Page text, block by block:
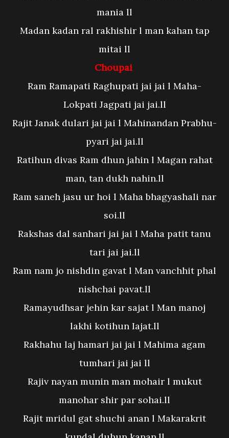
mania ll
Madan kadan ral rakhishir l man kahan tap
mitai ll
Choupai
Ram Ramapati Raghupati jai jai l Maha-
Lokpati Jagpati jai jai.ll
Rajit Janak dulari jai jai l Mahinandan Prabhu-
pyari jai jai.ll
Ratihun divas Ram dhun jahin l Magan rahat
man, tan dukh nahin.ll
Ram saneh jasu ur hoi l Maha bhagyashali nar
soi.ll
Rakshas dal sanhari jai jai l Maha patit tanu
tari jai jai.ll
Ram nam jo nishdin gavat l Man vanchhit phal
nishchai pavat.ll
Ramayudhsar jehin kar sajat l Man manoj
lakhi kotihun Iajat.ll
Rakhahu laj hamari jai jai l Mahima agam
tumhari jai jai ll
Rajiv nayan munin man mohair l mukut
manohar shir par sohai.ll
Rajit mridul gat shuchi anan l Makarakrit